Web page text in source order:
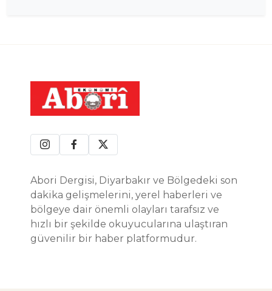
Abori Dergisi, Diyarbakır ve Bölgedeki son
dakika gelişmelerini, yerel haberleri ve
bölgeye dair önemli olayları tarafsız ve
hızlı bir şekilde okuyucularına ulaştıran
güvenilir bir haber platformudur.